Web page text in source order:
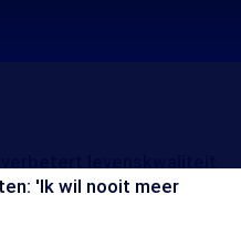
'Ik wil nooit meer